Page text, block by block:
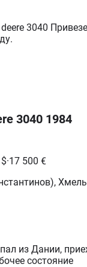
3040
3040 1984
$·17 500 €
из Дании,
состояние